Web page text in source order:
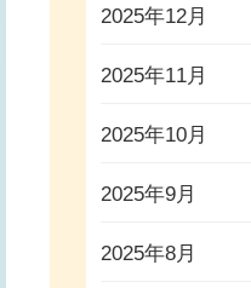
2025年12月
2025年11月
2025年10月
2025年9月
2025年8月